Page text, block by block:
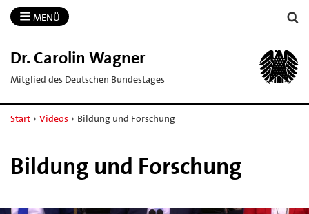
MENÜ
Dr.​ Carolin Wagner
Mitglied des Deutschen Bundestages
Start › Videos › Bildung und Forschung
Bildung und Forschung